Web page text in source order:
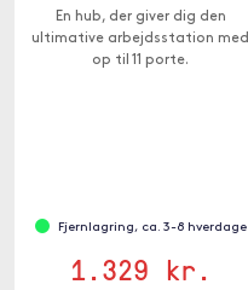
En hub, der giver dig den
ultimative arbejdsstation med
op til 11 porte.
Fjernlagring, ca. 3-8 hverdage
1.329 kr.